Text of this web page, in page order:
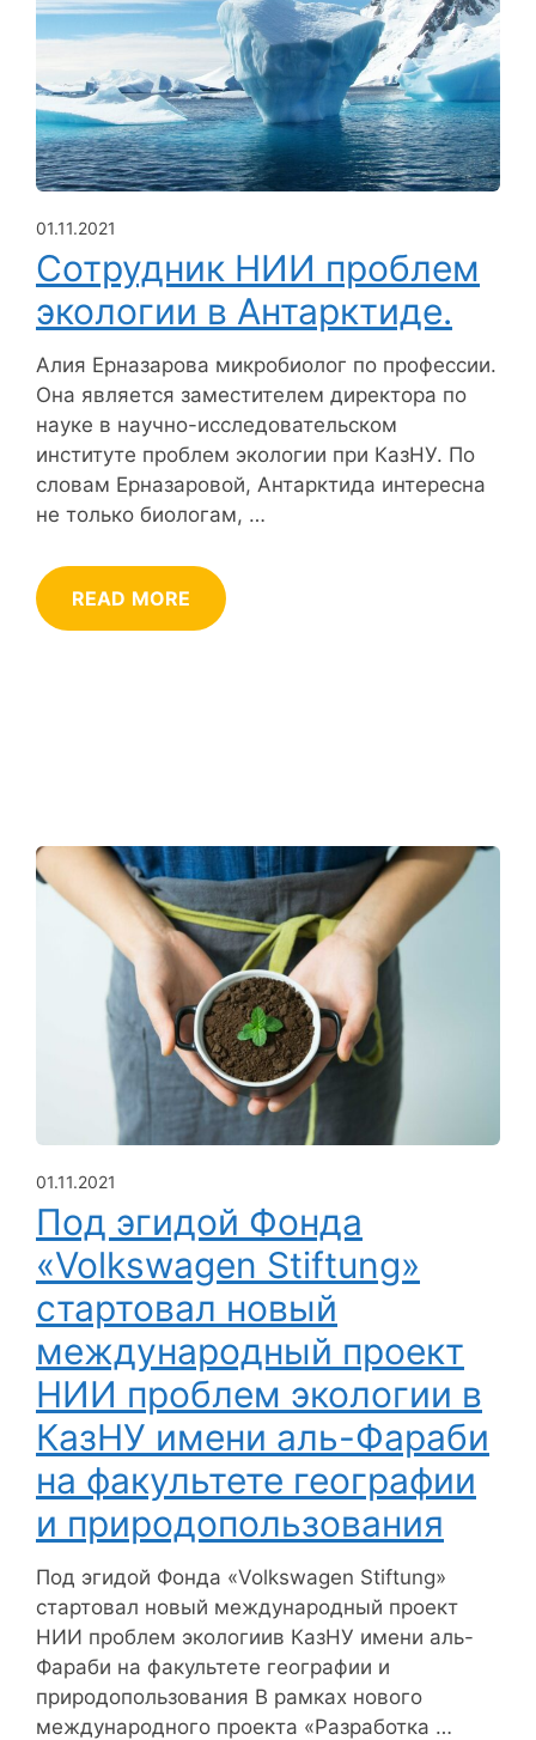
01.11.2021
Сотрудник НИИ проблем
экологии в Антарктиде.
Алия Ерназарова микробиолог по профессии.
Она является заместителем директора по
науке в научно-исследовательском
институте проблем экологии при КазНУ. По
словам Ерназаровой, Антарктида интересна
не только биологам, …
READ MORE
01.11.2021
Под эгидой Фонда
«Volkswagen Stiftung»
стартовал новый
международный проект
НИИ проблем экологии в
КазНУ имени аль-Фараби
на факультете географии
и природопользования
Под эгидой Фонда «Volkswagen Stiftung»
стартовал новый международный проект
НИИ проблем экологиив КазНУ имени аль-
Фараби на факультете географии и
природопользования В рамках нового
международного проекта «Разработка …